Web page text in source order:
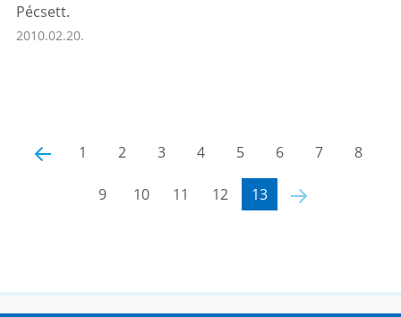
Pécsett.
2010.02.20.
1 2 3 4 5 6 7 8
9 10 11 12 13